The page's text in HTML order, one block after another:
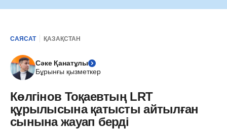
САЯСАТ ҚАЗАҚСТАН
Сәке Қанатұлы
Бұрынғы қызметкер
Көлгінов Тоқаевтың LRT
құрылысына қатысты айтылған
сынына жауап берді